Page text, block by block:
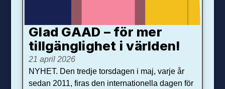
Glad GAAD – för mer
tillgänglighet i världen!
21 april 2026
NYHET. Den tredje torsdagen i maj, varje år
sedan 2011, firas den internationella dagen för